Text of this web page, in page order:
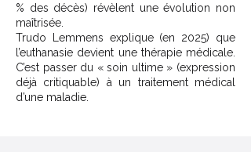
% des décès) révèlent une évolution non
maîtrisée.
Trudo Lemmens explique (en 2025) que
l’euthanasie devient une thérapie médicale.
C’est passer du « soin ultime » (expression
déjà critiquable) à un traitement médical
d’une maladie.